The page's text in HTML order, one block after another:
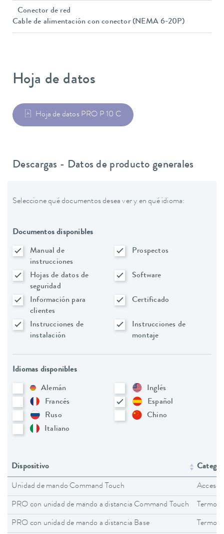
Conector de red
Cable de alimentación con conector (NEMA 6-20P)
Hoja de datos
Hoja de datos PRO P 10 C
Descargas - Datos de producto generales
Seleccione qué documentos desea ver y en qué idioma:
Documentos disponibles
Manual de
instrucciones
Prospectos
Hojas de datos de
seguridad
Software
Información para
clientes
Certificado
Instrucciones de
instalación
Instrucciones de
montaje
Idiomas disponibles
Alemán
Inglés
Francés
Español
Ruso
Chino
Italiano
Dispositivo
Unidad de mando Command Touch
PRO con unidad de mando a distancia Command Touch
PRO con unidad de mando a distancia Base